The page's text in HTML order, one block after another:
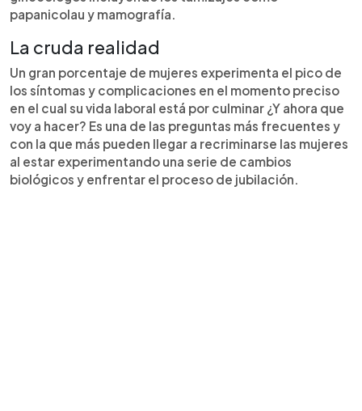
papanicolau y mamografía.
La cruda realidad
Un gran porcentaje de mujeres experimenta el pico de
los síntomas y complicaciones en el momento preciso
en el cual su vida laboral está por culminar ¿Y ahora que
voy a hacer? Es una de las preguntas más frecuentes y
con la que más pueden llegar a recriminarse las mujeres
al estar experimentando una serie de cambios
biológicos y enfrentar el proceso de jubilación.